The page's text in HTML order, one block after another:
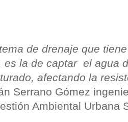
de drenaje que
es la de captar el agua
afectando la
Serrano Gómez
Ambiental Urbana